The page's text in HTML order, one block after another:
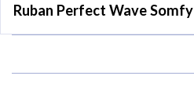
Ruban Perfect Wave Somfy